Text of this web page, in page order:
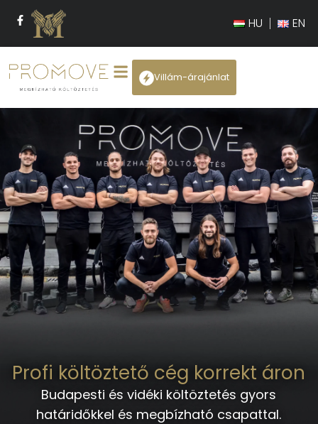
HU EN
Villám-árajánlat
Profi költöztető cég korrekt áron
Budapesti és vidéki költöztetés gyors
határidőkkel és megbízható csapattal.